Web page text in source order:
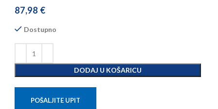
87,98 €
Dostupno
DODAJ U KOŠARICU
POŠALJITE UPIT